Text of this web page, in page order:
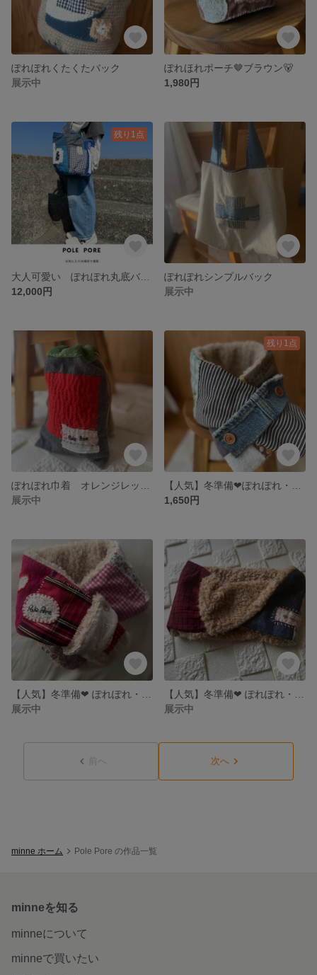
ぽれぽれくたくたバック
展示中
ぽれほれポーチ🤎ブラウン🐻
1,980円
残り1点
12,000円
ぽれぽれシンプルバック
展示中
展示中
残り1点
1,650円
展示中
展示中
前へ 次へ
minne ホーム Pole Pore の作品一覧
minneを知る
minneについて
minneで買いたい